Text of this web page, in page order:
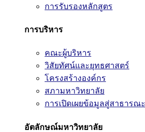
การรับรองหลักสูตร
การบริหาร
คณะผู้บริหาร
วิสัยทัศน์และยุทธศาสตร์
โครงสร้างองค์กร
สภามหาวิทยาลัย
การเปิดเผยข้อมูลสู่สาธารณะ
อัตลักษณ์มหาวิทยาลัย